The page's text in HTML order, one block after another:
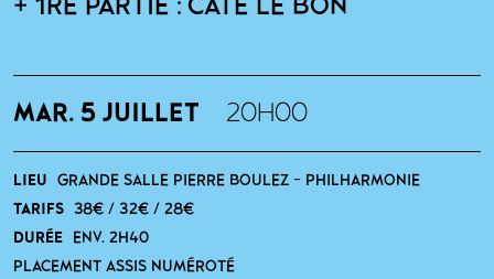
+ 1RE PARTIE : CATE LE BON
MAR. 5 JUILLET 20H00
LIEU
GRANDE SALLE PIERRE BOULEZ - PHILHARMONIE
TARIFS 38€ / 32€ / 28€
DURÉE
ENV. 2H40
PLACEMENT ASSIS NUMÉROTÉ